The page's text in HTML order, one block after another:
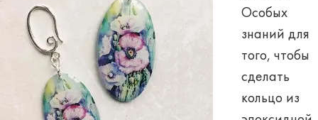
Особых
знаний для
того, чтобы
сделать
кольцо из